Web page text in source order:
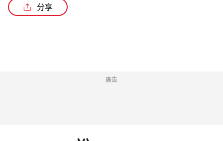
分享
廣告